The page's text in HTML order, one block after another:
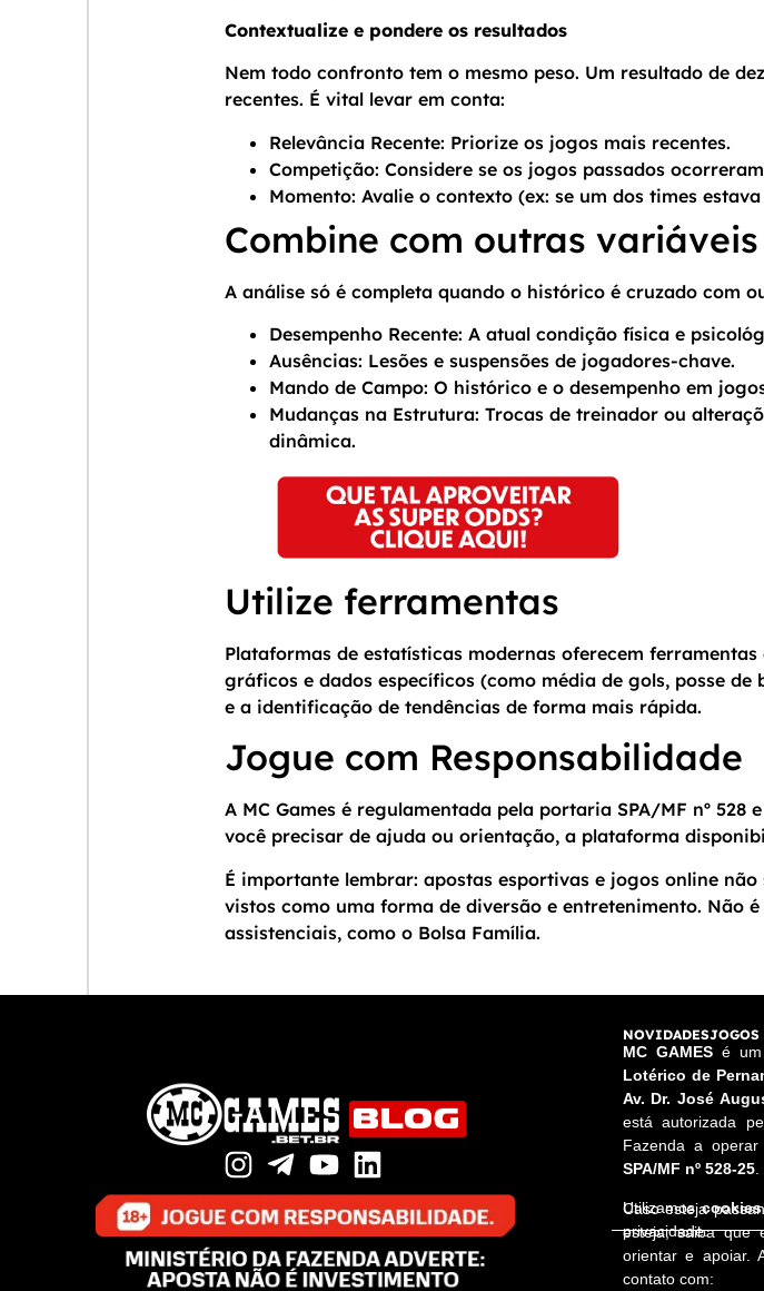
Contextualize e pondere os resultados
Nem todo confronto tem o mesmo peso. Um resultado de
recentes. É vital levar em conta:
Relevância Recente: Priorize os jogos mais recentes.
Competição: Considere se os jogos passados
Momento: Avalie o contexto (ex: se um dos times
Combine com outras variáveis
A análise só é completa quando o histórico é cruzado com
Desempenho Recente: A atual condição física e
Ausências: Lesões e suspensões de jogadores-chave.
Mando de Campo: O histórico e o desempenho em
Mudanças na Estrutura: Trocas de treinador ou
dinâmica.
Utilize ferramentas
Plataformas de estatísticas modernas oferecem
gráficos e dados específicos (como média de gols, posse
e a identificação de tendências de forma mais rápida.
Jogue com Responsabilidade
A MC Games é regulamentada pela portaria SPA/MF nº
você precisar de ajuda ou orientação, a plataforma
É importante lembrar: apostas esportivas e jogos online
vistos como uma forma de diversão e entretenimento. Não
assistenciais, como o Bolsa Família.
NOVIDADES
MC GAMESé um
Lotérico de
Av. Dr. José
está autorizada
Fazenda a
SPA/MF nº 528-25.
Utilizamoscookies
privacidade.
Caso esteja
esteja, saiba que
orientar e apoiar.
contato com: